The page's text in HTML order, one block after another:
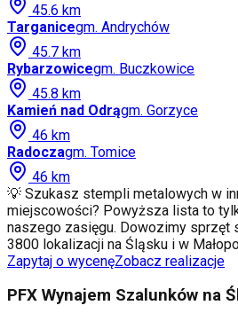
45.6 km
Targanicegm. Andrychów
45.7 km
Rybarzowicegm. Buczkowice
45.8 km
Kamień nad Odrągm. Gorzyce
46 km
Radoczagm. Tomice
46 km
💡 Szukasz stempli metalowych w
miejscowości? Powyższa lista to
naszego zasięgu. Dowozimy sprzęt
3800 lokalizacji na Śląsku i w
Zapytaj o wycenęZobacz realizacje
PFX Wynajem Szalunków na